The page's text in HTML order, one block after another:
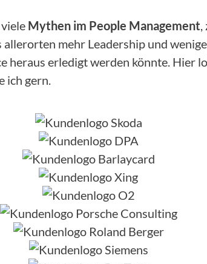
Mythen im People Management
mehr Leadership und
heraus erledigt werden könnte. Hier
gern.